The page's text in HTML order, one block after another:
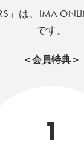
」は、IMA
です。
＜会員特典＞
1